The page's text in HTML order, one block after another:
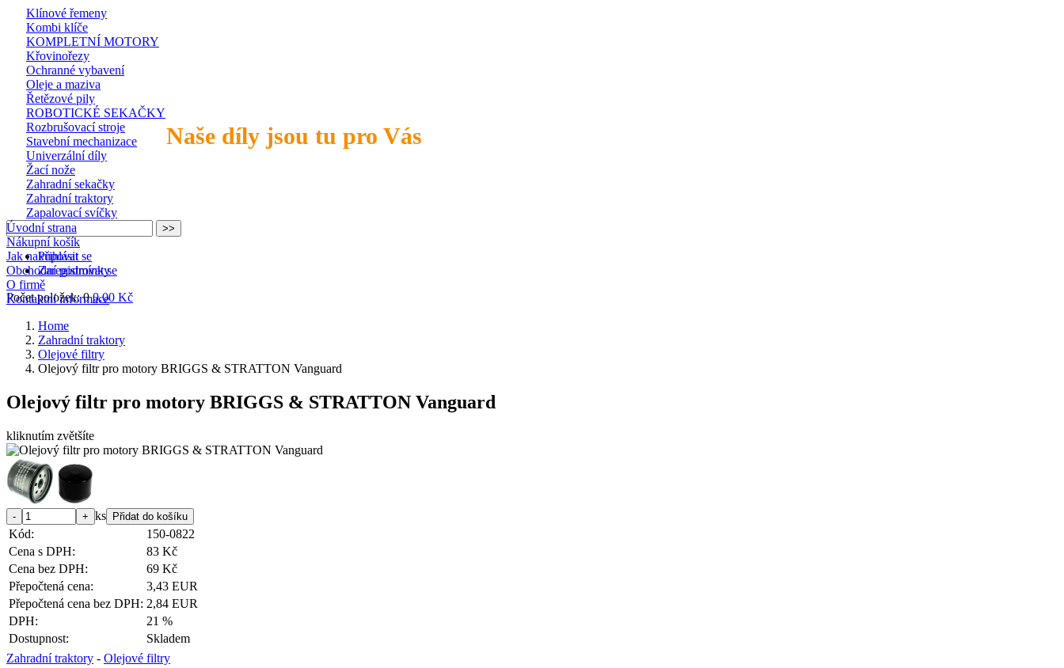
Naše díly jsou tu pro Vás
Klínové řemeny
Kombi klíče
KOMPLETNÍ MOTORY
Křovinořezy
Ochranné vybavení
Oleje a maziva
Řetězové pily
ROBOTICKÉ SEKAČKY
Rozbrušovací stroje
Stavební mechanizace
Univerzální díly
Žací nože
Zahradní sekačky
Zahradní traktory
Zapalovací svíčky
Přihlásit se
Zaregistrovat se
Počet položek: 0 0,00 Kč
Úvodní strana
Nákupní košík
Jak nakupovat
Obchodní podmínky
O firmě
Kontaktní informace
Home
Zahradní traktory
Olejové filtry
Olejový filtr pro motory BRIGGS & STRATTON Vanguard
Olejový filtr pro motory BRIGGS & STRATTON Vanguard
kliknutím zvětšíte
ks
Kód:
150-0822
Cena s DPH:
83 Kč
Cena bez DPH:
69 Kč
Přepočtená cena:
3,43 EUR
Přepočtená cena bez DPH: 2,84 EUR
DPH:
21 %
Dostupnost:
Skladem
Zahradní traktory - Olejové filtry